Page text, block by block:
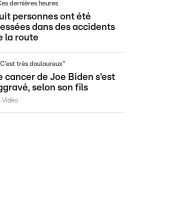
dernières heures
personnes ont été
dans des accidents
la route
très douloureux"
cancer de Joe Biden s'est
selon son fils
Vidéo